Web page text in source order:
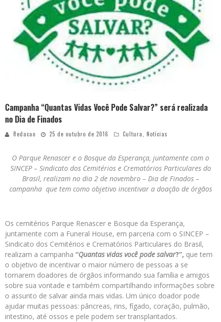
Campanha “Quantas Vidas Você Pode Salvar?” será realizada
no Dia de Finados
Redacao 25 de outubro de 2016 Cultura Notícias
O Parque Renascer e o Bosque da Esperança, juntamente com o
SINCEP – Sindicato dos Cemitérios e Crematórios Particulares do
Brasil, realizam no dia 2 de novembro – Dia de Finados –
campanha que tem como objetivo incentivar a doação de órgãos
Os cemitérios Parque Renascer e Bosque da Esperança,
juntamente com a Funeral House, em parceria com o SINCEP –
Sindicato dos Cemitérios e Crematórios Particulares do Brasil,
realizam a campanha “Quantas vidas você pode salvar?”, que tem
o objetivo de incentivar o maior número de pessoas a se
tornarem doadores de órgãos informando sua família e amigos
sobre sua vontade e também compartilhando informações sobre
o assunto de salvar ainda mais vidas. Um único doador pode
ajudar muitas pessoas: pâncreas, rins, fígado, coração, pulmão,
intestino, até ossos e pele podem ser transplantados.